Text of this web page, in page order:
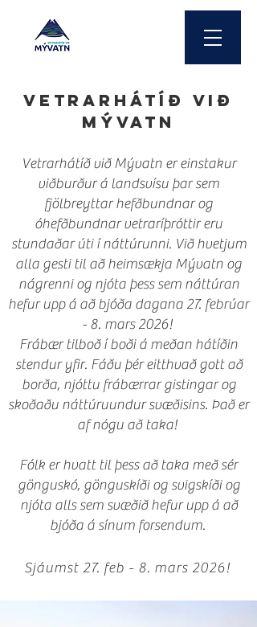
Vetrarhátíð við
Mývatn
Vetrarhátíð við Mývatn er einstakur
viðburður á landsvísu þar sem
fjölbreyttar hefðbundnar og
óhefðbundnar vetraríþróttir eru
stundaðar úti í náttúrunni. Við hvetjum
alla gesti til að heimsækja Mývatn og
nágrenni og njóta þess sem náttúran
hefur upp á að bjóða dagana 27. febrúar
- 8. mars 2026!
Frábær tilboð í boði á meðan hátíðin
stendur yfir. Fáðu þér eitthvað gott að
borða, njóttu frábærrar gistingar og
skoðaðu náttúruundur svæðisins. Það er
af nógu að taka!
Fólk er hvatt til þess að taka með sér
gönguskó, gönguskíði og svigskíði og
njóta alls sem svæðið hefur upp á að
bjóða á sínum forsendum.
Sjáumst 27. feb - 8. mars 2026!